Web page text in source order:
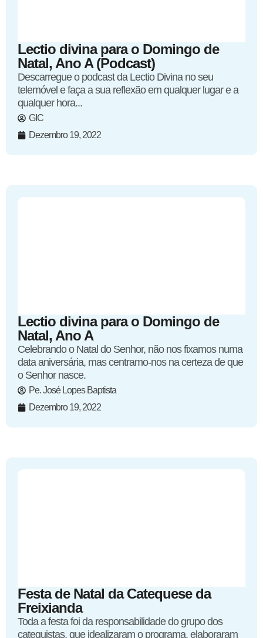
Lectio divina para o Domingo de
Natal, Ano A (Podcast)
Descarregue o podcast da Lectio Divina no seu
telemóvel e faça a sua reflexão em qualquer lugar e a
qualquer hora...
GIC
Dezembro 19, 2022
Lectio divina para o Domingo de
Natal, Ano A
Celebrando o Natal do Senhor, não nos fixamos numa
data aniversária, mas centramo-nos na certeza de que
o Senhor nasce.
Pe. José Lopes Baptista
Dezembro 19, 2022
Festa de Natal da Catequese da
Freixianda
Toda a festa foi da responsabilidade do grupo dos
catequistas, que idealizaram o programa, elaboraram